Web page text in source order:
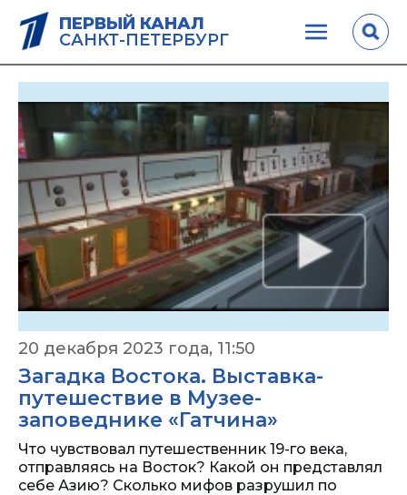
ПЕРВЫЙ КАНАЛ
САНКТ-ПЕТЕРБУРГ
20 декабря 2023 года, 11:50
Загадка Востока. Выставка-
путешествие в Музее-
заповеднике «Гатчина»
Что чувствовал путешественник 19-го века,
отправляясь на Восток? Какой он представлял
себе Азию? Сколько мифов разрушил по